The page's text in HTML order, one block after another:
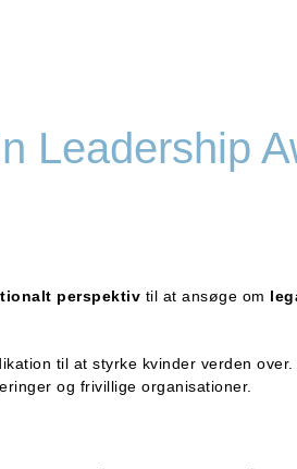
Leadership
perspektiv til at ansøge om
til at styrke kvinder verden over.
og frivillige organisationer.